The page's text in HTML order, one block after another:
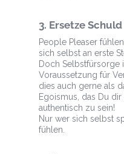
3. Ersetze
People Pleaser
sich selbst an erste
Doch Selbstfürsorge
Voraussetzung für
dies auch gerne als
Egoismus, das Du
authentisch zu sein!
Nur wer sich selbst
fühlen.